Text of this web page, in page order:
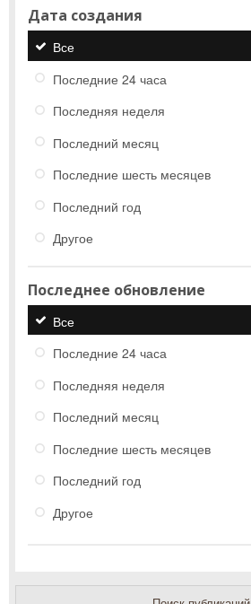
Дата создания
Все
Последние 24 часа
Последняя неделя
Последний месяц
Последние шесть месяцев
Последний год
Другое
Последнее обновление
Все
Последние 24 часа
Последняя неделя
Последний месяц
Последние шесть месяцев
Последний год
Другое